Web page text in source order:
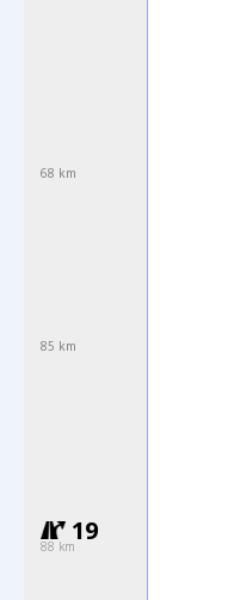
68 km
85 km
19
88 km